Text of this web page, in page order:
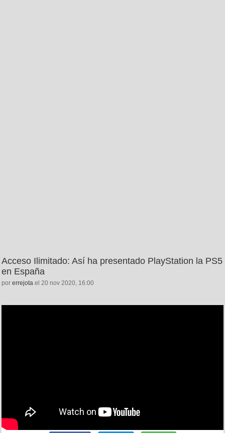
Acceso Ilimitado: Así ha presentado PlayStation la PS5
en España
por errejota el 20 nov 2020, 16:00